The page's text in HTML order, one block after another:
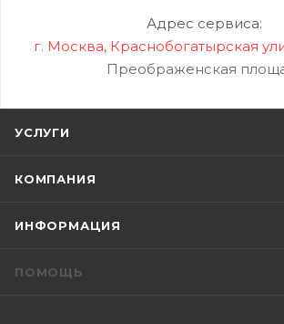
Адрес сервиса:
г. Москва, Краснобогатырская
Преображенская
УСЛУГИ
КОМПАНИЯ
ИНФОРМАЦИЯ
ПОМОЩЬ